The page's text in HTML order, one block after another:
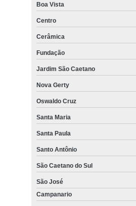
Boa Vista
Centro
Cerâmica
Fundação
Jardim São Caetano
Nova Gerty
Oswaldo Cruz
Santa Maria
Santa Paula
Santo Antônio
São Caetano do Sul
São José
Campanario